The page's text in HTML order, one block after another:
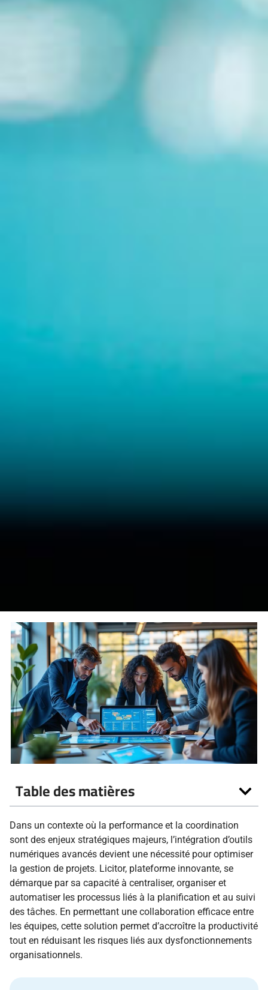
Table des matières
Dans un contexte où la performance et la coordination
sont des enjeux stratégiques majeurs, l’intégration d’outils
numériques avancés devient une nécessité pour optimiser
la gestion de projets. Licitor, plateforme innovante, se
démarque par sa capacité à centraliser, organiser et
automatiser les processus liés à la planification et au suivi
des tâches. En permettant une collaboration efficace entre
les équipes, cette solution permet d’accroître la productivité
tout en réduisant les risques liés aux dysfonctionnements
organisationnels.